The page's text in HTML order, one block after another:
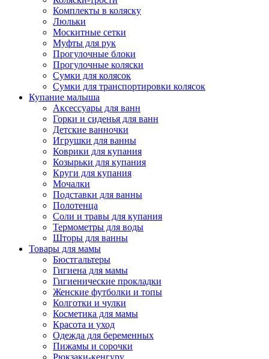
Комплекты в коляску
Люльки
Москитные сетки
Муфты для рук
Прогулочные блоки
Прогулочные коляски
Сумки для колясок
Сумки для транспортировки колясок
Купание малыша
Аксессуары для ванн
Горки и сиденья для ванн
Детские ванночки
Игрушки для ванны
Коврики для купания
Козырьки для купания
Круги для купания
Мочалки
Подставки для ванны
Полотенца
Соли и травы для купания
Термометры для воды
Шторы для ванны
Товары для мамы
Бюстгальтеры
Гигиена для мамы
Гигиенические прокладки
Женские футболки и топы
Колготки и чулки
Косметика для мамы
Красота и уход
Одежда для беременных
Пижамы и сорочки
Рюкзаки-кенгуру